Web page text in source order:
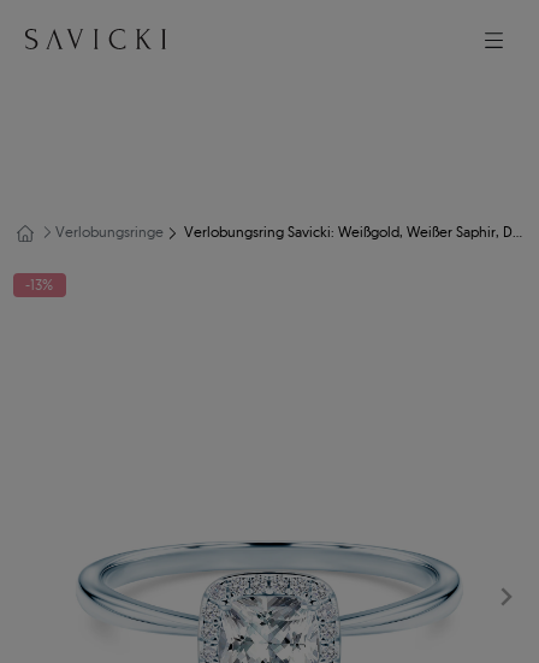
Verlobungsringe Verlobungsring Savicki: Weißgold, Weißer Saphir, Diamanten
-13%